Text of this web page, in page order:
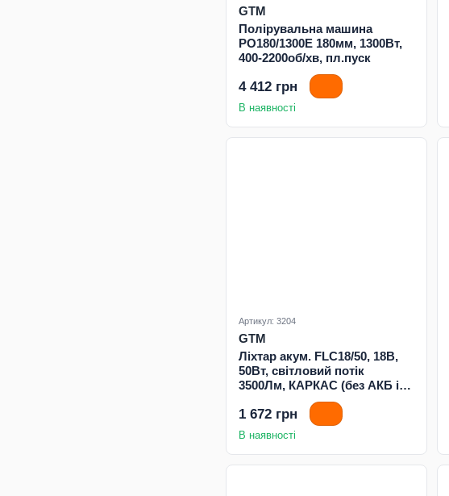
GTM
Полірувальна машина
PO180/1300E 180мм, 1300Вт,
400-2200об/хв, пл.пуск
4 412 грн
В наявності
Артикул: 3204
GTM
Ліхтар акум. FLC18/50, 18В,
50Вт, світловий потік
3500Лм, КАРКАС (без АКБ і
1 672 грн
В наявності